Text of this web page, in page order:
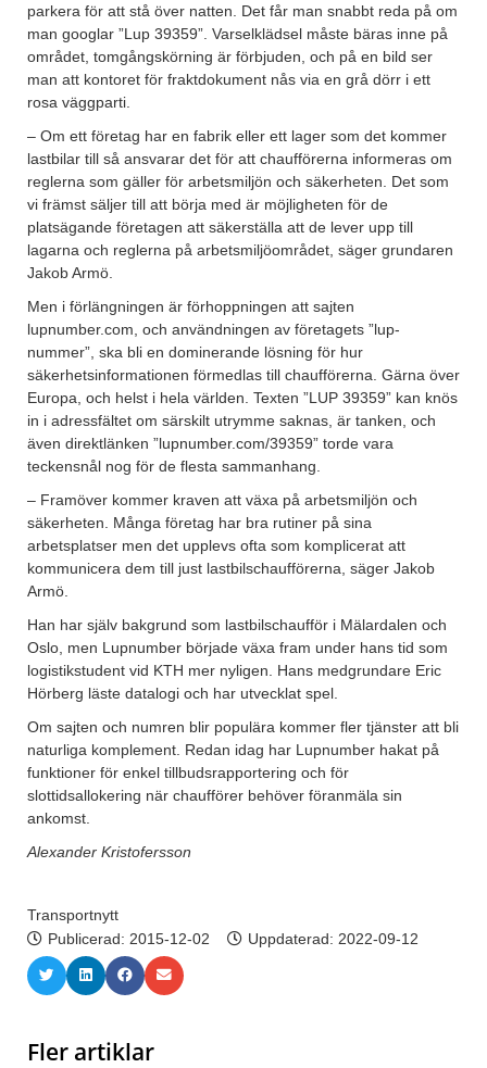
parkera för att stå över natten. Det får man snabbt reda på om
man googlar ”Lup 39359”. Varselklädsel måste bäras inne på
området, tomgångskörning är förbjuden, och på en bild ser
man att kontoret för fraktdokument nås via en grå dörr i ett
rosa väggparti.
– Om ett företag har en fabrik eller ett lager som det kommer
lastbilar till så ansvarar det för att chaufförerna informeras om
reglerna som gäller för arbetsmiljön och säkerheten. Det som
vi främst säljer till att börja med är möjligheten för de
platsägande företagen att säkerställa att de lever upp till
lagarna och reglerna på arbetsmiljöområdet, säger grundaren
Jakob Armö.
Men i förlängningen är förhoppningen att sajten
lupnumber.com, och användningen av företagets ”lup-
nummer”, ska bli en dominerande lösning för hur
säkerhetsinformationen förmedlas till chaufförerna. Gärna över
Europa, och helst i hela världen. Texten ”LUP 39359” kan knös
in i adressfältet om särskilt utrymme saknas, är tanken, och
även direktlänken ”lupnumber.com/39359” torde vara
teckensnål nog för de flesta sammanhang.
– Framöver kommer kraven att växa på arbetsmiljön och
säkerheten. Många företag har bra rutiner på sina
arbetsplatser men det upplevs ofta som komplicerat att
kommunicera dem till just lastbilschaufförerna, säger Jakob
Armö.
Han har själv bakgrund som lastbilschaufför i Mälardalen och
Oslo, men Lupnumber började växa fram under hans tid som
logistikstudent vid KTH mer nyligen. Hans medgrundare Eric
Hörberg läste datalogi och har utvecklat spel.
Om sajten och numren blir populära kommer fler tjänster att bli
naturliga komplement. Redan idag har Lupnumber hakat på
funktioner för enkel tillbudsrapportering och för
slottidsallokering när chaufförer behöver föranmäla sin
ankomst.
Alexander Kristofersson
Transportnytt
Publicerad: 2015-12-02 Uppdaterad: 2022-09-12
Fler artiklar